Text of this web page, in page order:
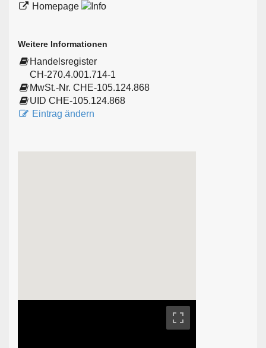
Homepage
Weitere Informationen
Handelsregister
CH-270.4.001.714-1
MwSt.-Nr. CHE-105.124.868
UID CHE-105.124.868
Eintrag ändern